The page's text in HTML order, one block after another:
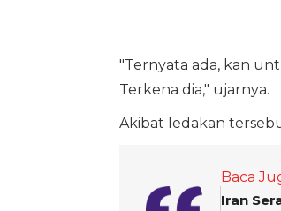
"Ternyata ada, kan
Terkena dia," ujarnya.
Akibat ledakan
Baca
Iran